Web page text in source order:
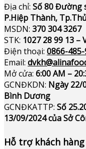
Địa chỉ: Số 80 Đường
P.Hiệp Thành,
MSDN: 370 304 3267
STK: 1027 28 99 13
Điện thoại: 0866-
Email:
Mở cửa: 6:00 AM –
GCNĐKDN: Ngày 22/
Bình Dương
GCNĐKATTP: Số
13/09/2024 của Sở
Hỗ trợ khách hàng